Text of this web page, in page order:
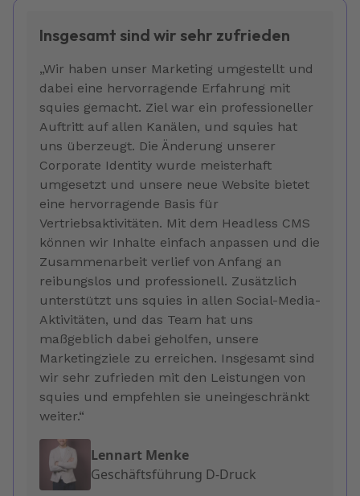
Insgesamt sind wir sehr zufrieden
„Wir haben unser Marketing umgestellt und
dabei eine hervorragende Erfahrung mit
squies gemacht. Ziel war ein professioneller
Auftritt auf allen Kanälen, und squies hat
uns überzeugt. Die Änderung unserer
Corporate Identity wurde meisterhaft
umgesetzt und unsere neue Website bietet
eine hervorragende Basis für
Vertriebsaktivitäten. Mit dem Headless CMS
können wir Inhalte einfach anpassen und die
Zusammenarbeit verlief von Anfang an
reibungslos und professionell. Zusätzlich
unterstützt uns squies in allen Social-Media-
Aktivitäten, und das Team hat uns
maßgeblich dabei geholfen, unsere
Marketingziele zu erreichen. Insgesamt sind
wir sehr zufrieden mit den Leistungen von
squies und empfehlen sie uneingeschränkt
weiter.“
Lennart Menke
Geschäftsführung D-Druck